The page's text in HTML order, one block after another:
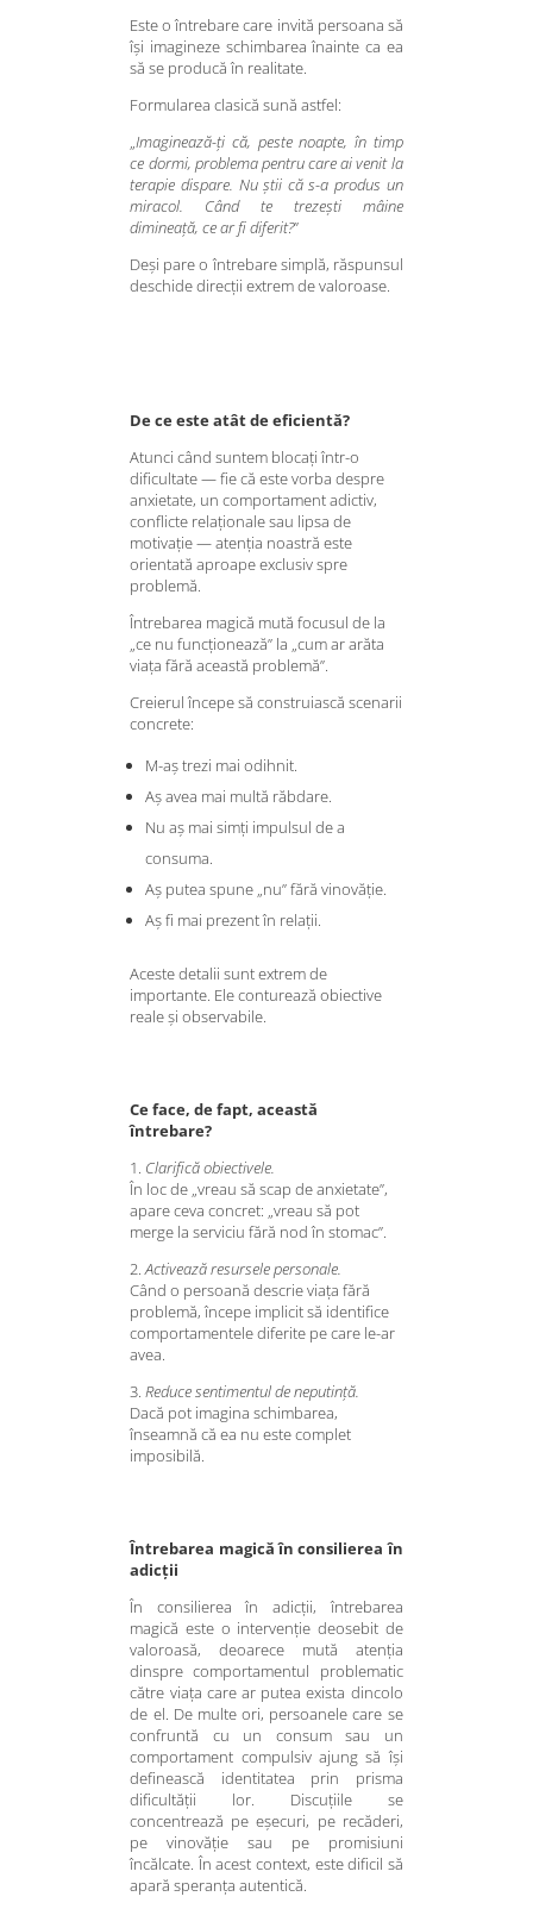
Este o întrebare care invită persoana să
își imagineze schimbarea înainte ca ea
să se producă în realitate.
Formularea clasică sună astfel:
„Imaginează-ți că, peste noapte, în timp
ce dormi, problema pentru care ai venit la
terapie dispare. Nu știi că s-a produs un
miracol. Când te trezești mâine
dimineață, ce ar fi diferit?”
Deși pare o întrebare simplă, răspunsul
deschide direcții extrem de valoroase.
De ce este atât de eficientă?
Atunci când suntem blocați într-o
dificultate — fie că este vorba despre
anxietate, un comportament adictiv,
conflicte relaționale sau lipsa de
motivație — atenția noastră este
orientată aproape exclusiv spre
problemă.
Întrebarea magică mută focusul de la
„ce nu funcționează” la „cum ar arăta
viața fără această problemă”.
Creierul începe să construiască scenarii
concrete:
M-aș trezi mai odihnit.
Aș avea mai multă răbdare.
Nu aș mai simți impulsul de a
consuma.
Aș putea spune „nu” fără vinovăție.
Aș fi mai prezent în relații.
Aceste detalii sunt extrem de
importante. Ele conturează obiective
reale și observabile.
Ce face, de fapt, această
întrebare?
1. Clarifică obiectivele.
În loc de „vreau să scap de anxietate”,
apare ceva concret: „vreau să pot
merge la serviciu fără nod în stomac”.
2.Activează resursele personale.
Când o persoană descrie viața fără
problemă, începe implicit să identifice
comportamentele diferite pe care le-ar
avea.
3.Reduce sentimentul de neputință.
Dacă pot imagina schimbarea,
înseamnă că ea nu este complet
imposibilă.
Întrebarea magică în consilierea în
adicții
În consilierea în adicții, întrebarea
magică este o intervenție deosebit de
valoroasă, deoarece mută atenția
dinspre comportamentul problematic
către viața care ar putea exista dincolo
de el. De multe ori, persoanele care se
confruntă cu un consum sau un
comportament compulsiv ajung să își
definească identitatea prin prisma
dificultății lor. Discuțiile se
concentrează pe eșecuri, pe recăderi,
pe vinovăție sau pe promisiuni
încălcate. În acest context, este dificil să
apară speranța autentică.